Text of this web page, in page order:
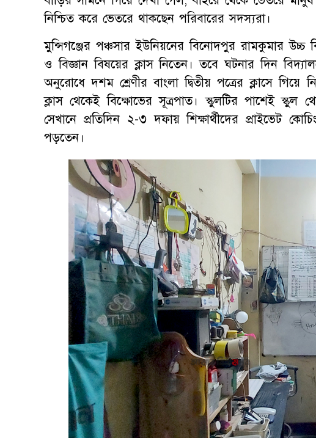
নিশ্চিত করে ভেতরে থাকছেন পরিবারের সদস্যরা।
মুন্সিগঞ্জের পঞ্চসার ইউনিয়নের বিনোদপুর রামকুমার উচ্চ
ও বিজ্ঞান বিষয়ের ক্লাস নিতেন। তবে ঘটনার দিন
অনুরোধে দশম শ্রেণীর বাংলা দ্বিতীয় পত্রের ক্লাসে
ক্লাস থেকেই বিক্ষোভের সূত্রপাত। স্কুলটির পাশেই স্কুল
সেখানে প্রতিদিন ২-৩ দফায় শিক্ষার্থীদের প্রাইভেট
পড়তেন।